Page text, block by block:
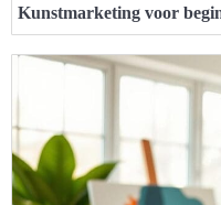
Kunstmarketing voor